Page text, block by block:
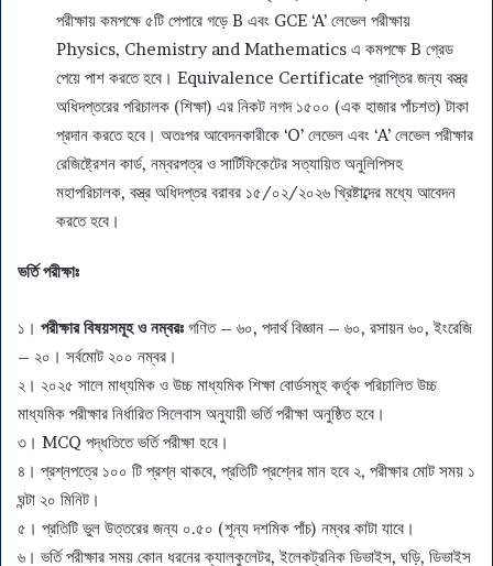
পরীক্ষায় কমপক্ষে ৫টি পেপারে গড়ে B এবং GCE ‘A’ লেভেল পরীক্ষায়
Physics, Chemistry and Mathematics এ কমপক্ষে B গ্রেড
পেয়ে পাশ করতে হবে। Equivalence Certificate প্রাপ্তির জন্য বস্ত্র
অধিদপ্তরের পরিচালক (শিক্ষা) এর নিকট নগদ ১৫০০ (এক হাজার পাঁচশত) টাকা
প্রদান করতে হবে। অতঃপর আবেদনকারীকে ‘O’ লেভেল এবং ‘A’ লেভেল পরীক্ষার
রেজিষ্ট্রেশন কার্ড, নম্বরপত্র ও সার্টিফিকেটের সত্যায়িত অনুলিপিসহ
মহাপরিচালক, বস্ত্র অধিদপ্তর বরাবর ১৫/০২/২০২৬ খ্রিষ্টাব্দের মধ্যে আবেদন
করতে হবে।
ভর্তি পরীক্ষাঃ
১। পরীক্ষার বিষয়সমূহ ও নম্বরঃ গণিত – ৬০, পদার্থ বিজ্ঞান – ৬০, রসায়ন ৬০, ইংরেজি
– ২০। সর্বমোট ২০০ নম্বর।
২। ২০২৫ সালে মাধ্যমিক ও উচ্চ মাধ্যমিক শিক্ষা বোর্ডসমূহ কর্তৃক পরিচালিত উচ্চ
মাধ্যমিক পরীক্ষার নির্ধারিত সিলেবাস অনুযায়ী ভর্তি পরীক্ষা অনুষ্ঠিত হবে।
৩। MCQ পদ্ধতিতে ভর্তি পরীক্ষা হবে।
৪। প্রশ্নপত্রে ১০০ টি প্রশ্ন থাকবে, প্রতিটি প্রশ্নের মান হবে ২, পরীক্ষার মোট সময় ১
ঘন্টা ২০ মিনিট।
৫। প্রতিটি ভুল উত্তরের জন্য ০.৫০ (শূন্য দশমিক পাঁচ) নম্বর কাটা যাবে।
৬। ভর্তি পরীক্ষার সময় কোন ধরনের ক্যালকুলেটর, ইলেকট্রনিক ডিভাইস, ঘড়ি, ডিভাইস